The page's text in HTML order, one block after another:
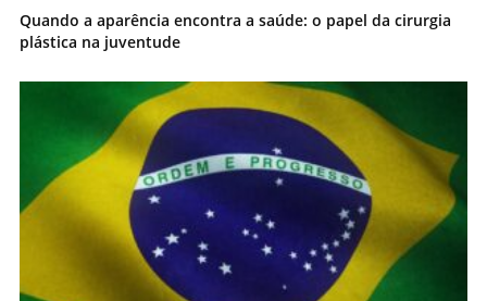
Quando a aparência encontra a saúde: o papel da cirurgia
plástica na juventude